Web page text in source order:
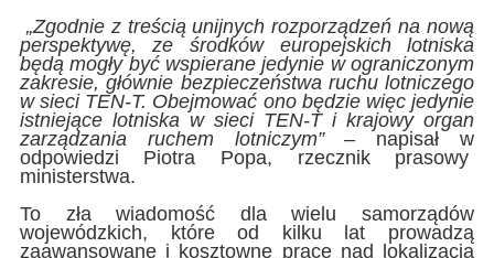
„Zgodnie z treścią unijnych rozporządzeń na nową
perspektywę, ze środków europejskich lotniska
będą mogły być wspierane jedynie w ograniczonym
zakresie, głównie bezpieczeństwa ruchu lotniczego
w sieci TEN-T. Obejmować ono będzie więc jedynie
istniejące lotniska w sieci TEN-T i krajowy organ
zarządzania ruchem lotniczym”– napisał w
odpowiedzi Piotra Popa, rzecznik prasowy
ministerstwa.
To zła wiadomość dla wielu samorządów
wojewódzkich, które od kilku lat prowadzą
zaawansowane i kosztowne prace nad lokalizacją